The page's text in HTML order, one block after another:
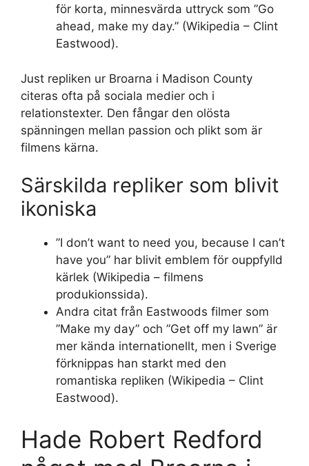
för korta, minnesvärda uttryck som ”Go
ahead, make my day.” (Wikipedia – Clint
Eastwood).
Just repliken ur Broarna i Madison County
citeras ofta på sociala medier och i
relationstexter. Den fångar den olösta
spänningen mellan passion och plikt som är
filmens kärna.
Särskilda repliker som blivit
ikoniska
”I don’t want to need you, because I can’t
have you” har blivit emblem för ouppfylld
kärlek (Wikipedia – filmens
produkionssida).
Andra citat från Eastwoods filmer som
”Make my day” och ”Get off my lawn” är
mer kända internationellt, men i Sverige
förknippas han starkt med den
romantiska repliken (Wikipedia – Clint
Eastwood).
Hade Robert Redford